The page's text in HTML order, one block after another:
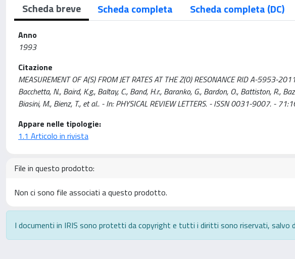
Scheda breve Scheda completa Scheda completa (DC)
Anno
1993
Citazione
MEASUREMENT OF A(S) FROM JET RATES AT THE Z(0) RESONANCE RID A-5953-
Bacchetta, N., Baird, K.g., Baltay, C., Band, H.r., Baranko, G., Bardon, O., Battiston, R.,
Biasini, M., Bienz, T., et al.. - In: PHYSICAL REVIEW LETTERS. - ISSN 0031-9007.
Appare nelle tipologie:
1.1 Articolo in rivista
File in questo prodotto:
Non ci sono file associati a questo prodotto.
I documenti in IRIS sono protetti da copyright e tutti i diritti sono riservati, salvo